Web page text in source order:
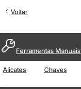
Voltar
Ferramentas Manuais
Alicates Chaves